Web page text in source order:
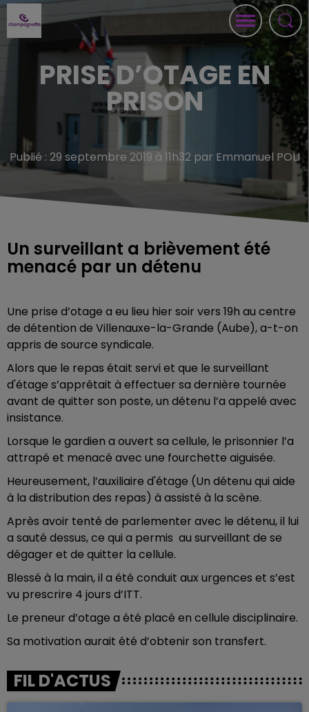
PRISE D’OTAGE EN
PRISON
Publié : 29 septembre 2019 à 11h32 par Emmanuel POLI
Un surveillant a brièvement été
menacé par un détenu
Une prise d’otage a eu lieu hier soir vers 19h au centre
de détention de Villenauxe-la-Grande (Aube), a-t-on
appris de source syndicale.
Alors que le repas était servi et que le surveillant
d'étage s’apprêtait à effectuer sa dernière tournée
avant de quitter son poste, un détenu l’a appelé avec
insistance.
Lorsque le gardien a ouvert sa cellule, le prisonnier l’a
attrapé et menacé avec une fourchette aiguisée.
Heureusement, l’auxiliaire d'étage (Un détenu qui aide
à la distribution des repas) à assisté à la scène.
Après avoir tenté de parlementer avec le détenu, il lui
a sauté dessus, ce qui a permis au surveillant de se
dégager et de quitter la cellule.
Blessé à la main, il a été conduit aux urgences et s’est
vu prescrire 4 jours d’ITT.
Le preneur d’otage a été placé en cellule disciplinaire.
Sa motivation aurait été d’obtenir son transfert.
FIL D'ACTUS